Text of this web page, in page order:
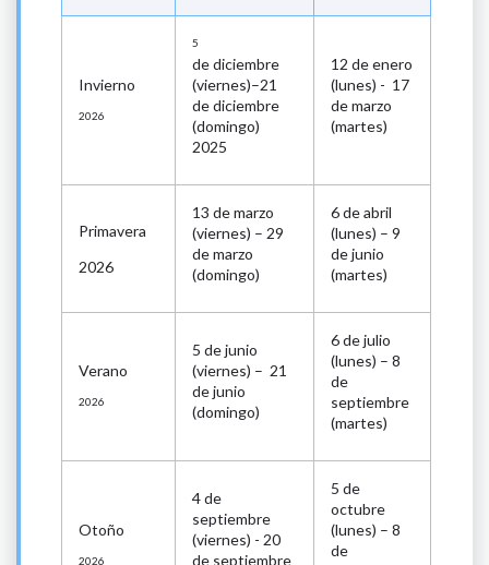
Invierno
2026
5
de diciembre
(viernes)–21
de diciembre
(domingo)
2025
12 de enero
(lunes) - 17
de marzo
(martes)
Primavera
2026
13 de marzo
(viernes) – 29
de marzo
(domingo)
6 de abril
(lunes) – 9
de junio
(martes)
Verano
2026
5 de junio
(viernes) – 21
de junio
(domingo)
6 de julio
(lunes) – 8
de
septiembre
(martes)
Otoño
2026
4 de
septiembre
(viernes) - 20
de septiembre
5 de
octubre
(lunes) – 8
de